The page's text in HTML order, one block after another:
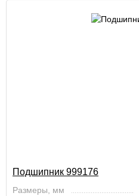
Подшипник 999176
Размеры, мм